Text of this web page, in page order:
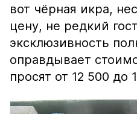
вот чёрная икра,
цену, не редкий
эксклюзивность
оправдывает
просят от 12 500 до